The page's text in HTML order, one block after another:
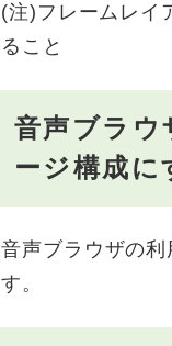
(注)フレームレイ
ること
音声ブラウ
ージ構成に
音声ブラウザの
す。